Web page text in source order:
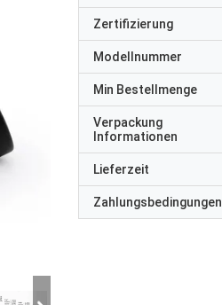
Zertifizierung
Modellnummer
Min Bestellmenge
Verpackung
Informationen
Lieferzeit
Zahlungsbedingungen